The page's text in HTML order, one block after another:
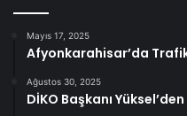
Mayıs 17, 2025
Afyonkarahisar’da Trafik
Ağustos 30, 2025
DİKO Başkanı